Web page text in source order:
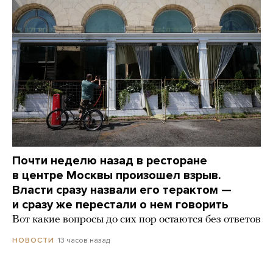
Почти неделю назад в ресторане
в центре Москвы произошел взрыв.
Власти сразу назвали его терактом —
и сразу же перестали о нем говорить
Вот какие вопросы до сих пор остаются без ответов
НОВОСТИ 13 часов назад